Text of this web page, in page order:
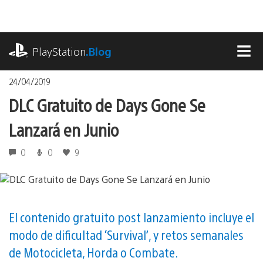
contenido
PlayStation.Blog
24/04/2019
DLC Gratuito de Days Gone Se
Lanzará en Junio
0 0 9
El contenido gratuito post lanzamiento incluye el
modo de dificultad ‘Survival’, y retos semanales
de Motocicleta, Horda o Combate.